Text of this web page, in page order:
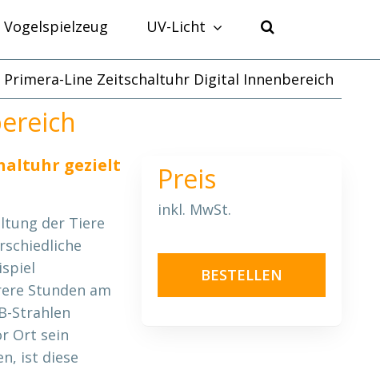
Vogelspielzeug UV-Licht
Line Zeitschaltuhr Digital Innenbereich
gezielt
der Tiere
Stunden am
Strahlen
Ort sein
ist diese
Preis
inkl. MwSt.
BESTELLEN